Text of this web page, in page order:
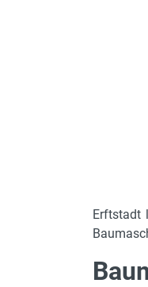
Erftstadt